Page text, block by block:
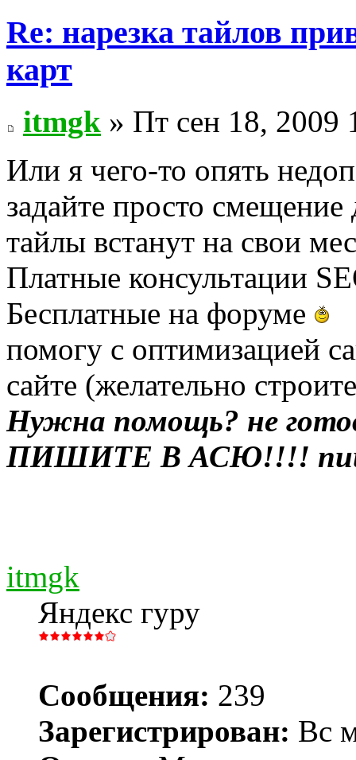
Re: нарезка тайлов
карт
itmgk » Пт сен 18, 2009
Или я чего-то опять
задайте просто смещение
тайлы встанут на свои
Платные консультации
Бесплатные на форуме
помогу с оптимизацией
сайте (желательно
Нужна помощь? не
ПИШИТЕ В АСЮ!!!!
itmgk
Яндекс гуру
Сообщения: 239
Зарегистрирован: Вс